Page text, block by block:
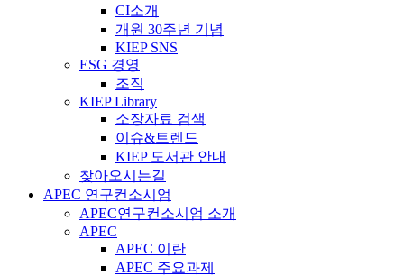
CI소개
개원 30주년 기념
KIEP SNS
ESG 경영
조직
KIEP Library
소장자료 검색
이슈&트렌드
KIEP 도서관 안내
찾아오시는길
APEC 연구컨소시엄
APEC연구컨소시엄 소개
APEC
APEC 이란
APEC 주요과제